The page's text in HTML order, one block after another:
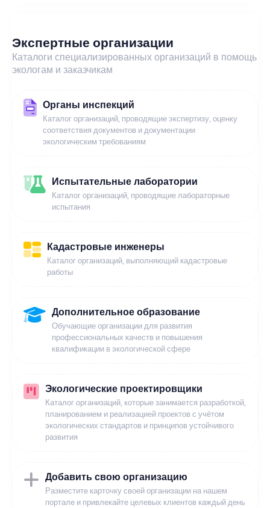
Экспертные организации
Каталоги специализированных организаций в помощь
экологам и заказчикам
Органы инспекций
Каталог организаций, проводящие экспертизу, оценку
соответствия документов и документации
экологическим требованиям
Испытательные лаборатории
Каталог организаций, проводящие лабораторные
испытания
Кадастровые инженеры
Каталог организаций, выполняющий кадастровые
работы
Дополнительное образование
Обучающие организации для развития
профессиональных качеств и повышения
квалификации в экологической сфере
Экологические проектировщики
Каталог организаций, которые занимается разработкой,
планированием и реализацией проектов с учётом
экологических стандартов и принципов устойчивого
развития
Добавить свою организацию
Разместите карточку своей организации на нашем
портале и привлекайте целевых клиентов каждый день